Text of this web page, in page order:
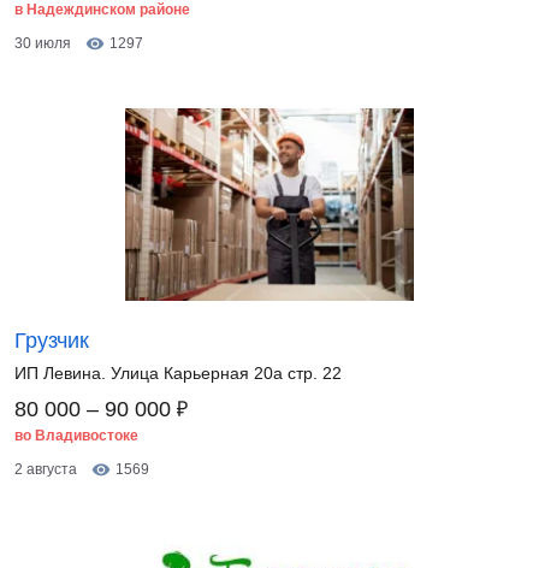
в Надеждинском районе
30 июля
1297
Грузчик
ИП Левина. Улица Карьерная 20а стр. 22
80 000 – 90 000 ₽
во Владивостоке
2 августа
1569